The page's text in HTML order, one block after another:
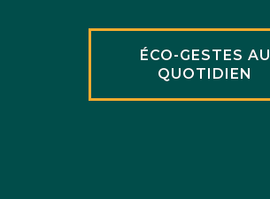
ÉCO-GESTES AU
QUOTIDIEN